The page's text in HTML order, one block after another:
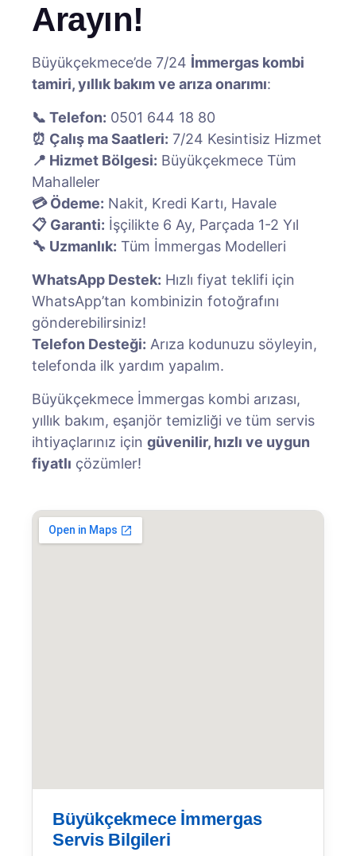
Arayın!
Büyükçekmece’de 7/24 İmmergas kombi
tamiri, yıllık bakım ve arıza onarımı:
📞 Telefon: 0501 644 18 80
⏰ Çalış ma Saatleri: 7/24 Kesintisiz Hizmet
📍 Hizmet Bölgesi: Büyükçekmece Tüm
Mahalleler
💳 Ödeme: Nakit, Kredi Kartı, Havale
📋 Garanti: İşçilikte 6 Ay, Parçada 1-2 Yıl
🔧 Uzmanlık: Tüm İmmergas Modelleri
WhatsApp Destek: Hızlı fiyat teklifi için
WhatsApp’tan kombinizin fotoğrafını
gönderebilirsiniz!
Telefon Desteği: Arıza kodunuzu söyleyin,
telefonda ilk yardım yapalım.
Büyükçekmece İmmergas kombi arızası,
yıllık bakım, eşanjör temizliği ve tüm servis
ihtiyaçlarınız için güvenilir, hızlı ve uygun
fiyatlı çözümler!
Büyükçekmece İmmergas
Servis Bilgileri